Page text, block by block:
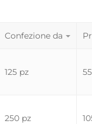
Confezione da
125 pz
250 pz